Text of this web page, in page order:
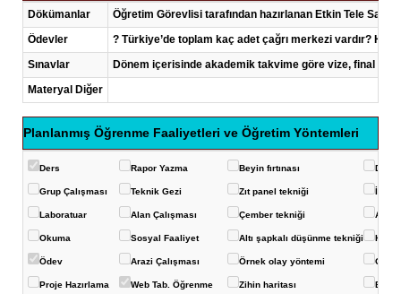
Dökümanlar
Öğretim Görevlisi tarafından hazırlanan Etkin Tele
Ödevler
? Türkiye’de toplam kaç adet çağrı merkezi vardır? Her
Sınavlar
Dönem içerisinde akademik takvime göre vize, final ve
Materyal Diğer
Planlanmış Öğrenme Faaliyetleri ve Öğretim Yöntemleri
Ders Rapor Yazma Beyin fırtınası
Grup Çalışması Teknik Gezi Zıt panel tekniği
Laboratuar Alan Çalışması Çember tekniği
Okuma Sosyal Faaliyet Altı şapkalı düşünme tekniği
Ödev Arazi Çalışması Örnek olay yöntemi
Proje Hazırlama Web Tab. Öğrenme Zihin haritası Balık